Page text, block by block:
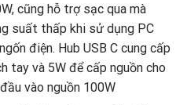
cũng hỗ trợ sạc qua mà
suất thấp khi sử dụng PC
điện. Hub USB C cung cấp
tay và 5W để cấp nguồn cho
vào nguồn 100W